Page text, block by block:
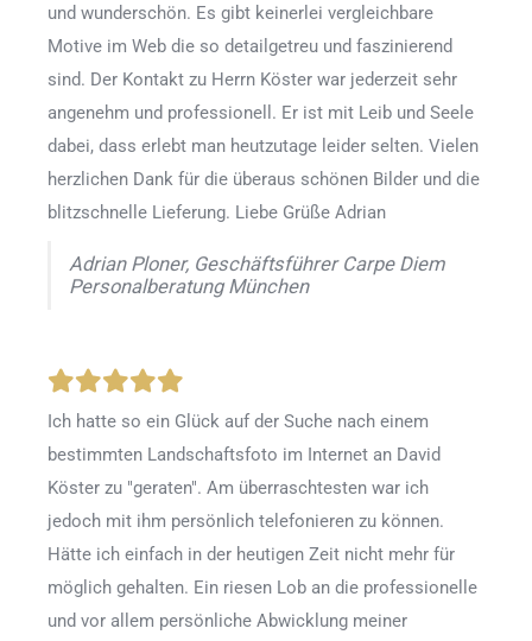
und wunderschön. Es gibt keinerlei vergleichbare
Motive im Web die so detailgetreu und faszinierend
sind. Der Kontakt zu Herrn Köster war jederzeit sehr
angenehm und professionell. Er ist mit Leib und Seele
dabei, dass erlebt man heutzutage leider selten. Vielen
herzlichen Dank für die überaus schönen Bilder und die
blitzschnelle Lieferung. Liebe Grüße Adrian
Adrian Ploner, Geschäftsführer Carpe Diem
Personalberatung München
Ich hatte so ein Glück auf der Suche nach einem
bestimmten Landschaftsfoto im Internet an David
Köster zu "geraten". Am überraschtesten war ich
jedoch mit ihm persönlich telefonieren zu können.
Hätte ich einfach in der heutigen Zeit nicht mehr für
möglich gehalten. Ein riesen Lob an die professionelle
und vor allem persönliche Abwicklung meiner